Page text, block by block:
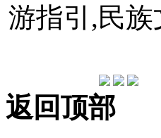
游指引,民
返回顶部